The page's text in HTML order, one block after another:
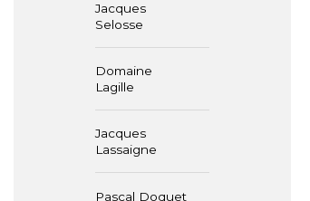
Jacques
Selosse
Domaine
Lagille
Jacques
Lassaigne
Pascal Doquet